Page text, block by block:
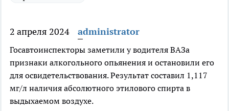
2 апреля 2024 administrator
Госавтоинспекторы заметили у водителя ВАЗа
признаки алкогольного опьянения и остановили его
для освидетельствования. Результат составил 1,117
мг/л наличия абсолютного этилового спирта в
выдыхаемом воздухе.